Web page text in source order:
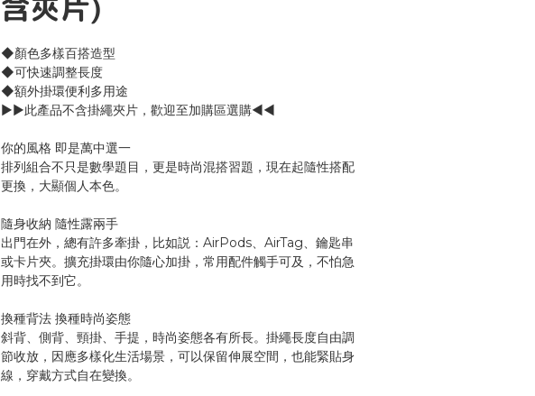
含夾片)
◆顏色多樣百搭造型
◆可快速調整長度
◆額外掛環便利多用途
▶▶此產品不含掛繩夾片，歡迎至加購區選購◀◀
你的風格 即是萬中選一
排列組合不只是數學題目，更是時尚混搭習題，現在起隨性搭配
更換，大顯個人本色。
隨身收納 隨性露兩手
出門在外，總有許多牽掛，比如説：AirPods、AirTag、鑰匙串
或卡片夾。擴充掛環由你隨心加掛，常用配件觸手可及，不怕急
用時找不到它。
換種背法 換種時尚姿態
斜背、側背、頸掛、手提，時尚姿態各有所長。掛繩長度自由調
節收放，因應多樣化生活場景，可以保留伸展空間，也能緊貼身
線，穿戴方式自在變換。